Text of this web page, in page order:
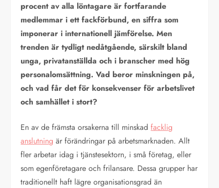
procent av alla löntagare är fortfarande
medlemmar i ett fackförbund, en siffra som
imponerar i internationell jämförelse. Men
trenden är tydligt nedåtgående, särskilt bland
unga, privatanställda och i branscher med hög
personalomsättning. Vad beror minskningen på,
och vad får det för konsekvenser för arbetslivet
och samhället i stort?
En av de främsta orsakerna till minskadfacklig
anslutning är förändringar på arbetsmarknaden. Allt
fler arbetar idag i tjänstesektorn, i små företag, eller
som egenföretagare och frilansare. Dessa grupper har
traditionellt haft lägre organisationsgrad än